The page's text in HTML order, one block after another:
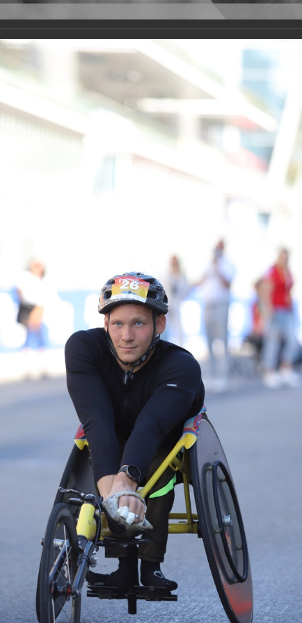
Версия для слабовидящих
Деятельность Базы данных
Еще фотографии